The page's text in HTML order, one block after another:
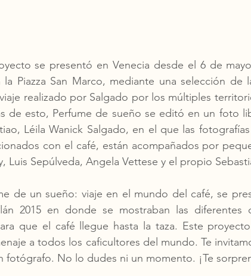
se presentó en Venecia desde el 6 de
Piazza San Marco, mediante una selección de
realizado por Salgado por los múltiples
de esto, Perfume de sueño se editó en un foto
Léila Wanick Salgado, en el que las
con el café, están acompañados por
Luis Sepúlveda, Angela Vettese y el propio
de un sueño: viaje en el mundo del café, se
2015 en donde se mostraban las diferentes
que el café llegue hasta la taza. Este
a todos los caficultores del mundo. Te
fotógrafo. No lo dudes ni un momento. ¡Te